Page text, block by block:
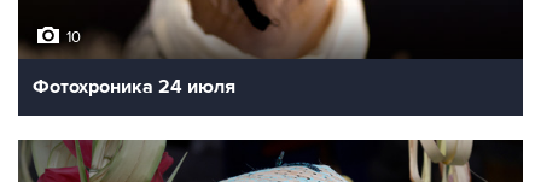
10
Фотохроника 24 июля